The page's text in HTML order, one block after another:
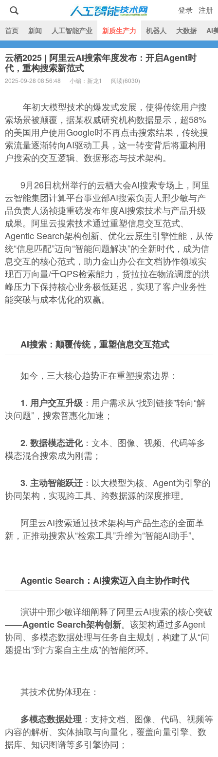
人工智能技术网
首页 新闻 人工智能产业 新质生产力 机器人 大数据 AI
登录 注册
云栖2025 | 阿里云AI搜索年度发布：开启Agent时
代，重构搜索新范式
2025-09-28 08:56:48 小编：新龙1 阅读(6030)
年初大模型技术的爆发式发展，使得传统用户搜
索场景被颠覆，据某权威研究机构数据显示，超58%
的美国用户使用Google时不再点击搜索结果，传统搜
索流量逐渐转向AI驱动工具，这一转变背后将重构用
户搜索的交互逻辑、数据形态与技术架构。
9月26日杭州举行的云栖大会AI搜索专场上，阿里
云智能集团计算平台事业部AI搜索负责人邢少敏与产
品负责人汤祯捷重磅发布年度AI搜索技术与产品升级
成果。阿里云搜索技术通过重塑信息交互范式、
Agentic Search架构创新、优化云原生引擎性能，从传
统“信息匹配”迈向“智能问题解决”的全新时代，成为信
息交互的核心范式，助力金山办公在文档协作领域实
现百万向量/千QPS检索能力，货拉拉在物流调度的洪
峰压力下保持核心业务极低延迟，实现了客户业务性
能突破与成本优化的双赢。
AI搜索：颠覆传统，重塑信息交互范式
如今，三大核心趋势正在重塑搜索边界：
1. 用户交互升级 ：用户需求从“找到链接”转向“解
决问题”，搜索普惠化加速；
2. 数据模态进化：文本、图像、视频、代码等多
模态混合搜索成为刚需；
3. 主动智能跃迁 ：以大模型为核、Agent为引擎的
协同架构，实现跨工具、跨数据源的深度推理。
阿里云AI搜索通过技术架构与产品生态的全面革
新，正推动搜索从“检索工具”升维为“智能AI助手”。
Agentic Search：AI搜索迈入自主协作时代
演讲中邢少敏详细阐释了阿里云AI搜索的核心突破
——Agentic Search架构创新。该架构通过多Agent
协同、多模态数据处理与任务自主规划，构建了从“问
题提出”到“方案自主生成”的智能闭环。
其技术优势体现在：
多模态数据处理 ：支持文档、图像、代码、视频等
内容的解析、实体抽取与向量化，覆盖向量引擎、数
据库、知识图谱等多引擎协同；